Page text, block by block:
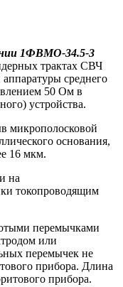
1ФВМO-34.5-3
трактах СВЧ
среднего
50 Ом в
устройства.
микрополосковой
основания,
16 мкм.
на
токопроводящим
перемычками
или
перемычек не
прибора. Длина
прибора.